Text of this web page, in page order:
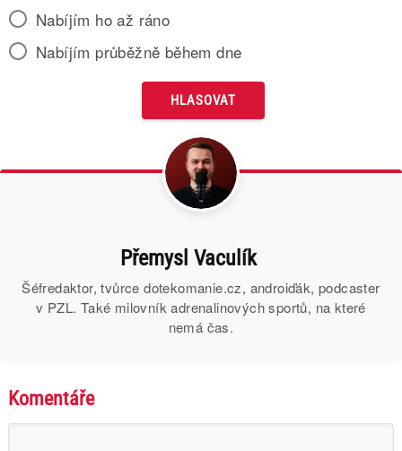
Nabíjím ho až ráno
Nabíjím průběžně během dne
Přemysl Vaculík
Šéfredaktor, tvůrce dotekomanie.cz, androiďák, podcaster
v PZL. Také milovník adrenalinových sportů, na které
nemá čas.
Komentáře